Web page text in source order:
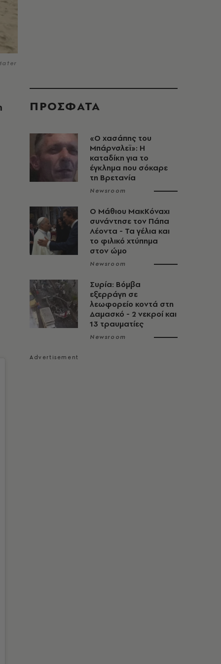
ΠΡΟΣΦΑΤΑ
«Ο χασάπης του
Μπάρνσλεϊ»: Η
καταδίκη για το
έγκλημα που σόκαρε
τη Βρετανία
Newsroom
Ο Μάθιου ΜακΚόναχι
συνάντησε τον Πάπα
Λέοντα - Τα γέλια και
το φιλικό χτύπημα
στον ώμο
Newsroom
Συρία: Βόμβα
εξερράγη σε
λεωφορείο κοντά στη
Δαμασκό - 2 νεκροί και
13 τραυματίες
Newsroom